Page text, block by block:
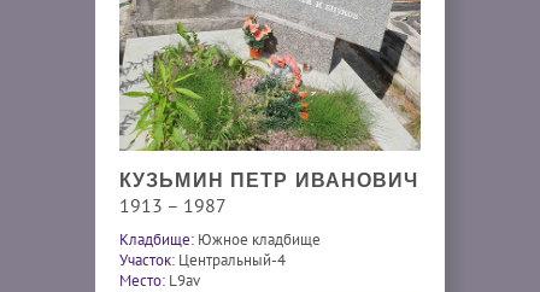
КУЗЬМИН ПЕТР ИВАНОВИЧ
1913 – 1987
Кладбище: Южное кладбище
Участок: Центральный-4
Место: L9av